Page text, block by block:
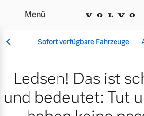
Suche
Menü
Sofort verfügbare Fahrzeuge
Vollelektrisch
Ledsen! Das ist
und bedeutet: Tut